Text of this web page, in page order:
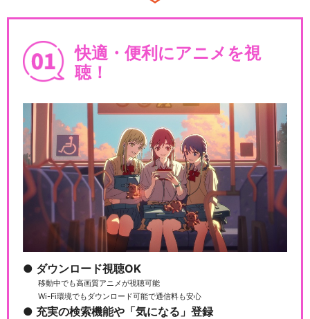
快適・便利にアニメを視
聴！
ダウンロード視聴OK
移動中でも高画質アニメが視聴可能
Wi-Fi環境でもダウンロード可能で通信料も安心
充実の検索機能や「気になる」登録